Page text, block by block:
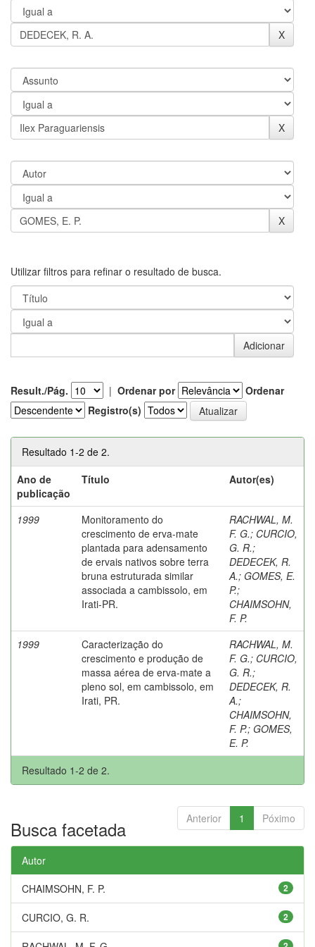
Utilizar filtros para refinar o resultado de busca.
Result./Pág. | Ordenar por
Ordenar
Registro(s)
Resultado 1-2 de 2.
Ano de
publicação
Título Autor(es)
1999
Monitoramento do
crescimento de erva-mate
plantada para adensamento
de ervais nativos sobre terra
bruna estruturada similar
associada a cambissolo, em
Irati-PR.
RACHWAL, M.
F. G.; CURCIO,
G. R.;
DEDECEK, R.
A.; GOMES, E.
P.;
CHAIMSOHN,
F. P.
1999
Caracterização do
crescimento e produção de
massa aérea de erva-mate a
pleno sol, em cambissolo, em
Irati, PR.
RACHWAL, M.
F. G.; CURCIO,
G. R.;
DEDECEK, R.
A.;
CHAIMSOHN,
F. P.; GOMES,
E. P.
Resultado 1-2 de 2.
Anterior 1 Póximo
Busca facetada
Autor
2
CHAIMSOHN, F. P.
2
CURCIO, G. R.